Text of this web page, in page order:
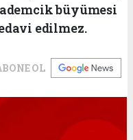
büyümesi
edilmez.
OL